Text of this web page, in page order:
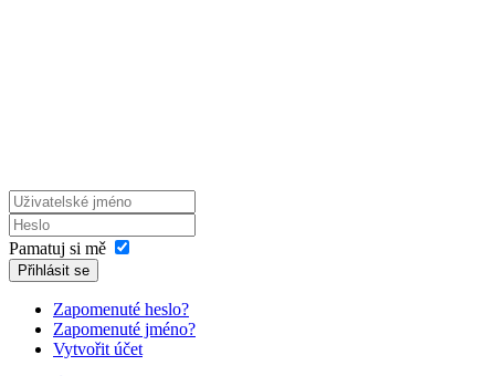
Pamatuj si mě
Přihlásit se
Zapomenuté heslo?
Zapomenuté jméno?
Vytvořit účet